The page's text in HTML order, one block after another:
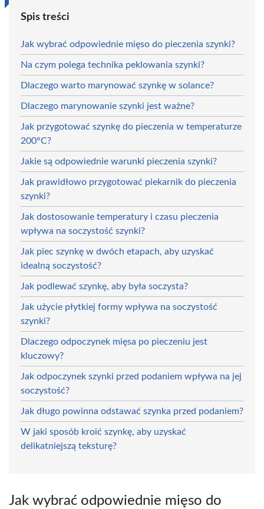
Spis treści
Jak wybrać odpowiednie mięso do pieczenia szynki?
Na czym polega technika peklowania szynki?
Dlaczego warto marynować szynkę w solance?
Dlaczego marynowanie szynki jest ważne?
Jak przygotować szynkę do pieczenia w temperaturze
200°C?
Jakie są odpowiednie warunki pieczenia szynki?
Jak prawidłowo przygotować piekarnik do pieczenia
szynki?
Jak dostosowanie temperatury i czasu pieczenia
wpływa na soczystość szynki?
Jak piec szynkę w dwóch etapach, aby uzyskać
idealną soczystość?
Jak podlewać szynkę, aby była soczysta?
Jak użycie płytkiej formy wpływa na soczystość
szynki?
Dlaczego odpoczynek mięsa po pieczeniu jest
kluczowy?
Jak odpoczynek szynki przed podaniem wpływa na jej
soczystość?
Jak długo powinna odstawać szynka przed podaniem?
W jaki sposób kroić szynkę, aby uzyskać
delikatniejszą teksturę?
Jak wybrać odpowiednie mięso do